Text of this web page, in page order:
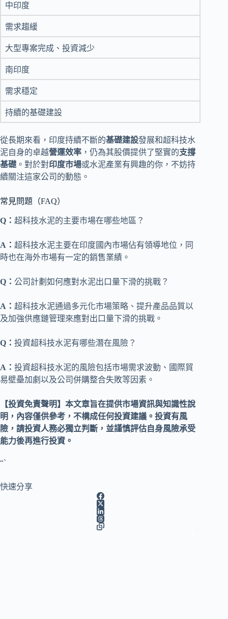
中印度
需求趨緩
大型專案完成、投資減少
南印度
需求穩定
持續的基礎建設
從長期來看，印度持續不斷的基礎建設發展和超科技水
泥自身的卓越營運效率 ，仍為其股價提供了堅實的支撐
基礎 。對於對印度市場或水泥產業有興趣的你，不妨持
續關注這家公司的動態。
常見問題（FAQ）
Q： 超科技水泥的主要市場在哪些地區？
A： 超科技水泥主要在印度國內市場佔有領導地位，同
時也在海外市場有一定的銷售業績。
Q： 公司計劃如何應對水泥出口量下滑的挑戰？
A： 超科技水泥通過多元化市場策略、提升產品品質以
及加強供應鏈管理來應對出口量下滑的挑戰。
Q： 投資超科技水泥有哪些潛在風險？
A： 投資超科技水泥的風險包括市場需求波動、國際貿
易壁壘加劇以及公司併購整合失敗等因素。
【投資免責聲明】本文章旨在提供市場資訊與知識性說
明，內容僅供參考，不構成任何投資建議。投資有風
險，請投資人務必獨立判斷，並謹慎評估自身風險承受
能力後再進行投資。
“`
快速分享